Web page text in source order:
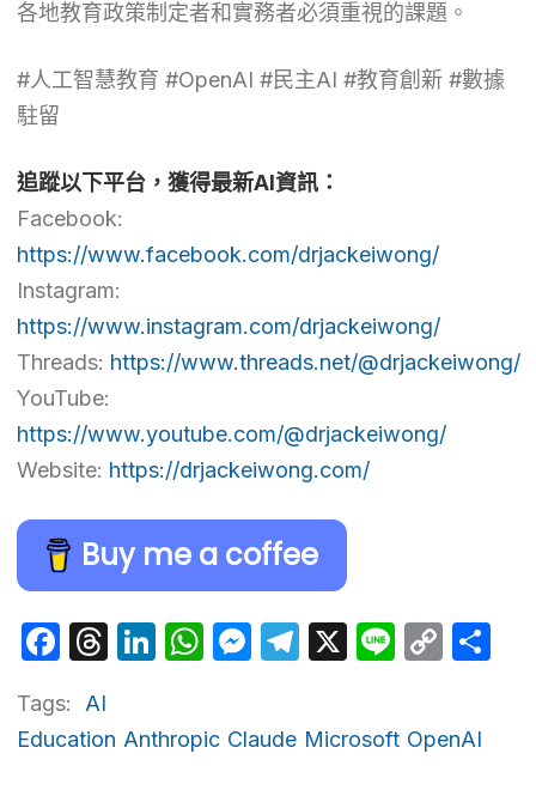
各地教育政策制定者和實務者必須重視的課題。
#人工智慧教育 #OpenAI #民主AI #教育創新 #數據
駐留
追蹤以下平台，獲得最新AI資訊：
Facebook:
https://www.facebook.com/drjackeiwong/
Instagram:
https://www.instagram.com/drjackeiwong/
Threads: https://www.threads.net/@drjackeiwong/
YouTube:
https://www.youtube.com/@drjackeiwong/
Website: https://drjackeiwong.com/
Buy me a coffee
Facebook
Threads
LinkedIn
WhatsApp
Messenger
Telegram
X LineCopy
Tags:
AI
Education Anthropic Claude Microsoft OpenAI